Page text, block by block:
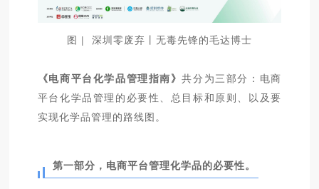
图 | 深圳零废弃丨无毒先锋的毛达博士
《电商平台化学品管理指南》共分为三部分：电商
平台化学品管理的必要性、总目标和原则、以及要
实现化学品管理的路线图。
第一部分，电商平台管理化学品的必要性。